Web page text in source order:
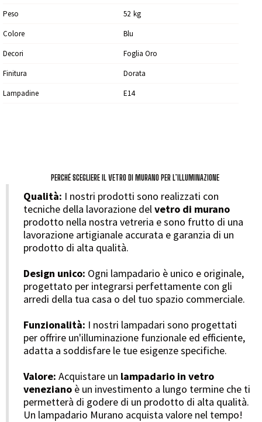
Peso
52 Kg
Colore
Blu
Decori
Foglia Oro
Finitura
Dorata
Lampadine
E14
PERCHÉ SCEGLIERE IL VETRO DI MURANO PER L’ILLUMINAZIONE
Qualità: I nostri prodotti sono realizzati con
tecniche della lavorazione delvetro di murano
prodotto nella nostra vetreria e sono frutto di una
lavorazione artigianale accurata e garanzia di un
prodotto di alta qualità.
Design unico: Ogni lampadario è unico e originale,
progettato per integrarsi perfettamente con gli
arredi della tua casa o del tuo spazio commerciale.
Funzionalità: I nostri lampadari sono progettati
per offrire un'illuminazione funzionale ed efficiente,
adatta a soddisfare le tue esigenze specifiche.
Valore: Acquistare un lampadario in vetro
veneziano è un investimento a lungo termine che ti
permetterà di godere di un prodotto di alta qualità.
Un lampadario Murano acquista valore nel tempo!